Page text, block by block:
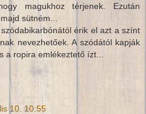
magukhoz térjenek. Ezután
sütném...
érik el azt a színt
nevezhetőek. A szódától kapják
a ropira emlékeztető ízt...
10. 10:55